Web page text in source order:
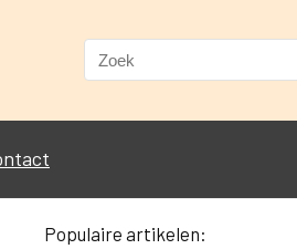
Populaire artikelen: